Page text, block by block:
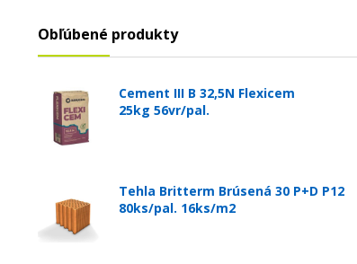
Obľúbené produkty
Cement III B 32,5N Flexicem
25kg 56vr/pal.
Tehla Britterm Brúsená 30 P+D P12
80ks/pal. 16ks/m2